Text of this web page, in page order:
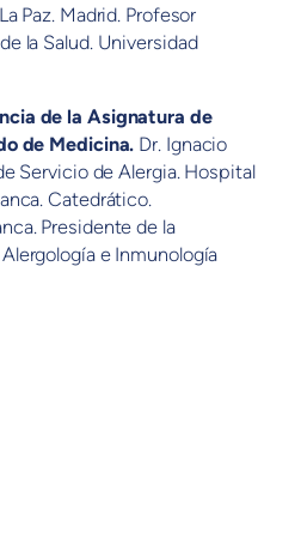
Paz. Madrid. Profesor
la Salud. Universidad
de la Asignatura de
de Medicina. Dr. Ignacio
Servicio de Alergia. Hospital
Catedrático.
Presidente de la
e Inmunología